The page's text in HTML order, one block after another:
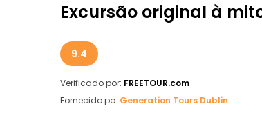
Excursão original à
9.4
Verificado por: FREETOUR.com
Fornecido po: Generation Tours Dublin